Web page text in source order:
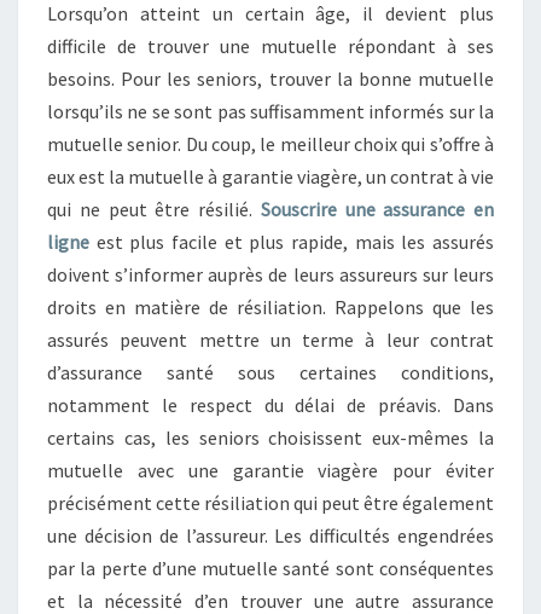
Lorsqu’on atteint un certain âge, il devient plus
difficile de trouver une mutuelle répondant à ses
besoins. Pour les seniors, trouver la bonne mutuelle
lorsqu’ils ne se sont pas suffisamment informés sur la
mutuelle senior. Du coup, le meilleur choix qui s’offre à
eux est la mutuelle à garantie viagère, un contrat à vie
qui ne peut être résilié. Souscrire une assurance en
ligne est plus facile et plus rapide, mais les assurés
doivent s’informer auprès de leurs assureurs sur leurs
droits en matière de résiliation. Rappelons que les
assurés peuvent mettre un terme à leur contrat
d’assurance santé sous certaines conditions,
notamment le respect du délai de préavis. Dans
certains cas, les seniors choisissent eux-mêmes la
mutuelle avec une garantie viagère pour éviter
précisément cette résiliation qui peut être également
une décision de l’assureur. Les difficultés engendrées
par la perte d’une mutuelle santé sont conséquentes
et la nécessité d’en trouver une autre assurance